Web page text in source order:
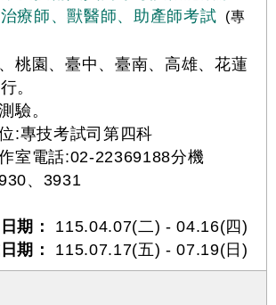
療師、獸醫師、助產師考試
(專
桃園、臺中、臺南、高雄、花蓮
。
驗。
:專技考試司第四科
室電話:02-22369188分機
、3931
期：
115.04.07(二) - 04.16(四)
期：
115.07.17(五) - 07.19(日)